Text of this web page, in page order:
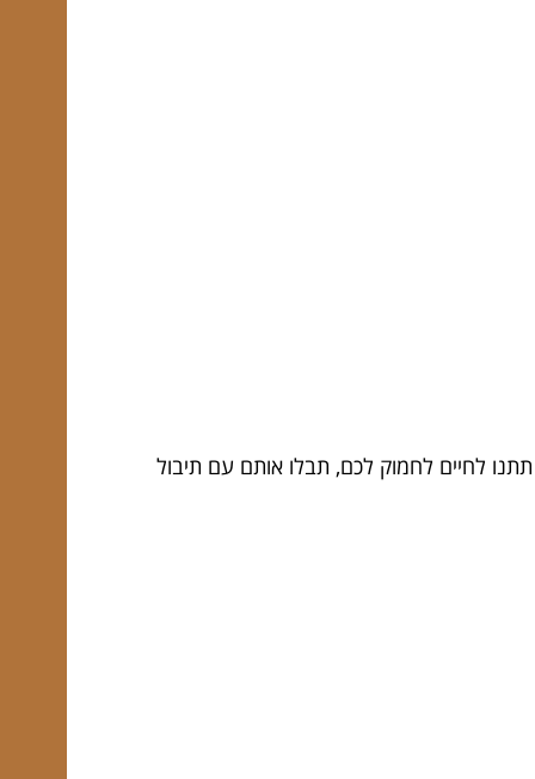
לחיים לחמוק לכם, תבלו אותם עם תיבול